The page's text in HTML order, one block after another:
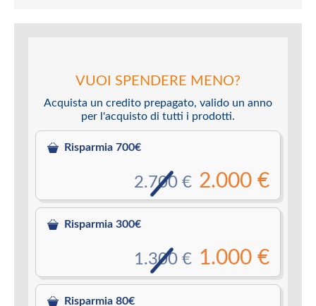
VUOI SPENDERE MENO?
Acquista un credito prepagato, valido un anno
per l'acquisto di tutti i prodotti.
Risparmia 700€
2.000 €
2.700 €
Risparmia 300€
1.000 €
1.300 €
Risparmia 80€